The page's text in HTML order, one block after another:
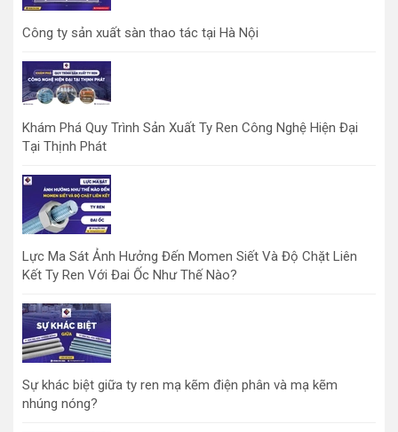
Công ty sản xuất sàn thao tác tại Hà Nội
Khám Phá Quy Trình Sản Xuất Ty Ren Công Nghệ Hiện Đại
Tại Thịnh Phát
Lực Ma Sát Ảnh Hưởng Đến Momen Siết Và Độ Chặt Liên
Kết Ty Ren Với Đai Ốc Như Thế Nào?
Sự khác biệt giữa ty ren mạ kẽm điện phân và mạ kẽm
nhúng nóng?